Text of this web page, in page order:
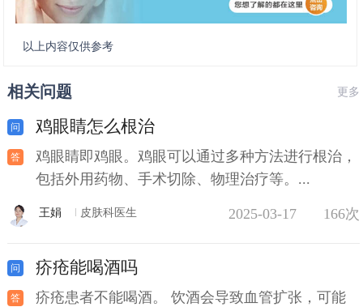
以上内容仅供参考
相关问题 更多
鸡眼睛怎么根治
鸡眼睛即鸡眼。鸡眼可以通过多种方法进行根治，
包括外用药物、手术切除、物理治疗等。...
王娟 皮肤科医生 2025-03-17 166次
疥疮能喝酒吗
疥疮患者不能喝酒。 饮酒会导致血管扩张，可能